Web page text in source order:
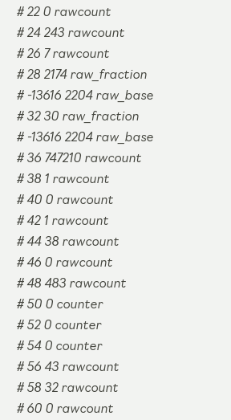
# 22 0 rawcount
# 24 243 rawcount
# 26 7 rawcount
# 28 2174 raw_fraction
# -13616 2204 raw_base
# 32 30 raw_fraction
# -13616 2204 raw_base
# 36 747210 rawcount
# 38 1 rawcount
# 40 0 rawcount
# 42 1 rawcount
# 44 38 rawcount
# 46 0 rawcount
# 48 483 rawcount
# 50 0 counter
# 52 0 counter
# 54 0 counter
# 56 43 rawcount
# 58 32 rawcount
# 60 0 rawcount